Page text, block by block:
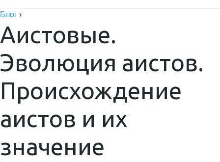
Блог ›
Аистовые.
Эволюция аистов.
Происхождение
аистов и их
значение